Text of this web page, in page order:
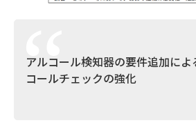
アルコール検知器の要件追加に
コールチェックの強化